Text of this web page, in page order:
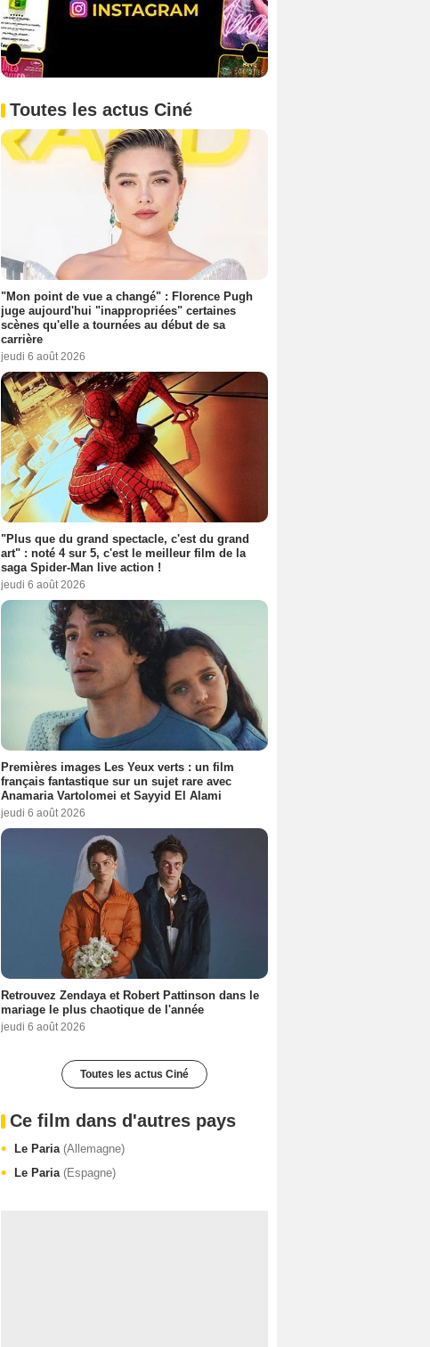
Toutes les actus Ciné
"Mon point de vue a changé" : Florence Pugh
juge aujourd'hui "inappropriées" certaines
scènes qu'elle a tournées au début de sa
carrière
jeudi 6 août 2026
"Plus que du grand spectacle, c'est du grand
art" : noté 4 sur 5, c'est le meilleur film de la
saga Spider-Man live action !
jeudi 6 août 2026
Premières images Les Yeux verts : un film
français fantastique sur un sujet rare avec
Anamaria Vartolomei et Sayyid El Alami
jeudi 6 août 2026
Retrouvez Zendaya et Robert Pattinson dans le
mariage le plus chaotique de l'année
jeudi 6 août 2026
Toutes les actus Ciné
Ce film dans d'autres pays
Le Paria (Allemagne)
Le Paria (Espagne)